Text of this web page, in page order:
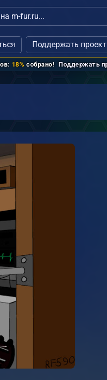
Поддержать проект
18% собрано! Поддержать